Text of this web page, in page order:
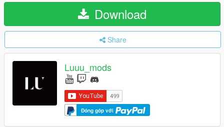
Download
Share
Luuu_mods
Đóng góp với